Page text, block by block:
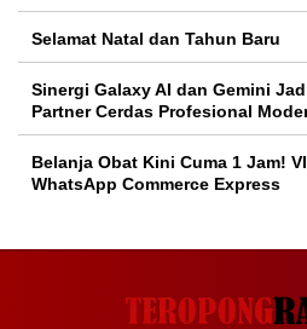
Selamat Natal dan Tahun Baru
Sinergi Galaxy AI dan Gemini
Partner Cerdas Profesional
Belanja Obat Kini Cuma 1 Jam!
WhatsApp Commerce Express